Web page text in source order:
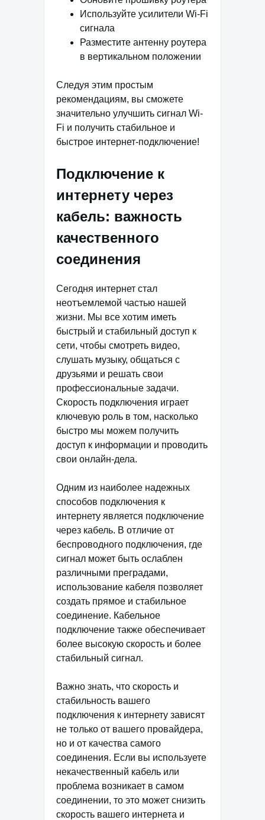
Используйте усилители Wi-Fi
сигнала
Разместите антенну роутера
в вертикальном положении
Следуя этим простым
рекомендациям, вы сможете
значительно улучшить сигнал Wi-
Fi и получить стабильное и
быстрое интернет-подключение!
Подключение к
интернету через
кабель: важность
качественного
соединения
Сегодня интернет стал
неотъемлемой частью нашей
жизни. Мы все хотим иметь
быстрый и стабильный доступ к
сети, чтобы смотреть видео,
слушать музыку, общаться с
друзьями и решать свои
профессиональные задачи.
Скорость подключения играет
ключевую роль в том, насколько
быстро мы можем получить
доступ к информации и проводить
свои онлайн-дела.
Одним из наиболее надежных
способов подключения к
интернету является подключение
через кабель. В отличие от
беспроводного подключения, где
сигнал может быть ослаблен
различными преградами,
использование кабеля позволяет
создать прямое и стабильное
соединение. Кабельное
подключение также обеспечивает
более высокую скорость и более
стабильный сигнал.
Важно знать, что скорость и
стабильность вашего
подключения к интернету зависят
не только от вашего провайдера,
но и от качества самого
соединения. Если вы используете
некачественный кабель или
проблема возникает в самом
соединении, то это может снизить
скорость вашего интернета и